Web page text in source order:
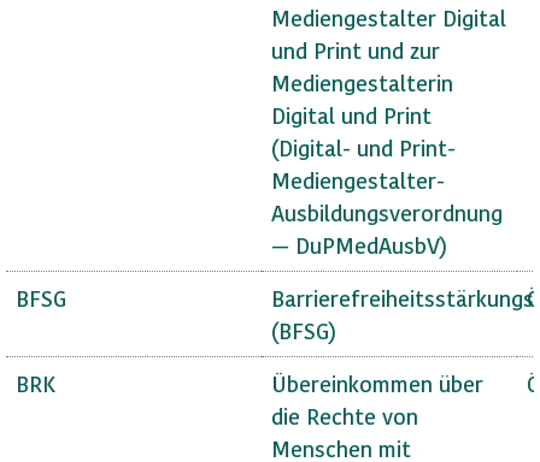
Mediengestalter Digital
und Print und zur
Mediengestalterin
Digital und Print
(Digital- und Print-
Mediengestalter-
Ausbildungsverordnung
— DuPMedAusbV)
BFSG
(BFSG)
BRK
Übereinkommen über
die Rechte von
Menschen mit